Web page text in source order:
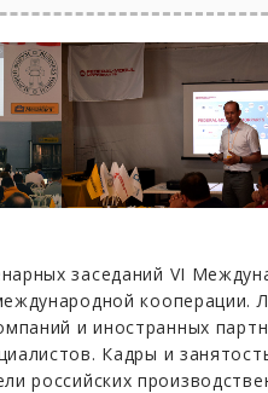
заседаний VI
кооперации.
и иностранных
Кадры и
российских